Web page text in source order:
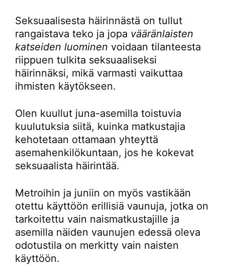
Seksuaalisesta häirinnästä on tullut
rangaistava teko ja jopa vääränlaisten
katseiden luominen voidaan tilanteesta
riippuen tulkita seksuaaliseksi
häirinnäksi, mikä varmasti vaikuttaa
ihmisten käytökseen.
Olen kuullut juna-asemilla toistuvia
kuulutuksia siitä, kuinka matkustajia
kehotetaan ottamaan yhteyttä
asemahenkilökuntaan, jos he kokevat
seksuaalista häirintää.
Metroihin ja juniin on myös vastikään
otettu käyttöön erillisiä vaunuja, jotka on
tarkoitettu vain naismatkustajille ja
asemilla näiden vaunujen edessä oleva
odotustila on merkitty vain naisten
käyttöön.